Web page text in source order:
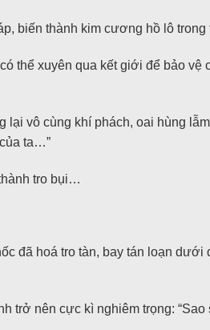
biến thành kim cương hồ lô trong
thể xuyên qua kết giới để bảo vệ
vô cùng khí phách, oai hùng
ta…”
tro bụi…
đã hoá tro tàn, bay tán loạn dưới
trở nên cực kì nghiêm trọng: